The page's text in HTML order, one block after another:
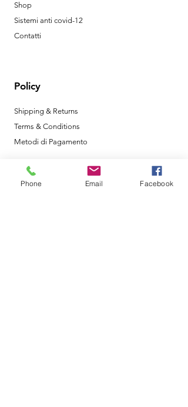
Shop
Sistemi anti covid-12
Contatti
Policy
Shipping & Returns
Terms & Conditions
Metodi di Pagamento
Phone Email Facebook